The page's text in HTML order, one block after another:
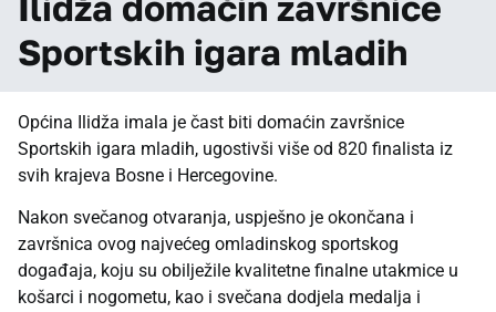
Sportskih igara mladih
Općina Ilidža imala je čast biti domaćin završnice
Sportskih igara mladih, ugostivši više od 820 finalista iz
svih krajeva Bosne i Hercegovine.
Nakon svečanog otvaranja, uspješno je okončana i
završnica ovog najvećeg omladinskog sportskog
događaja, koju su obilježile kvalitetne finalne utakmice u
košarci i nogometu, kao i svečana dodjela medalja i